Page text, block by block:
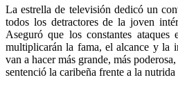
La estrella de televisión dedicó un
todos los detractores de la joven
Aseguró que los constantes ataques
multiplicarán la fama, el alcance y la
van a hacer más grande, más
sentenció la caribeña frente a la